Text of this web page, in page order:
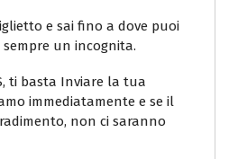
e sai fino a dove puoi
un incognita.
ti basta Inviare la tua
immediatamente e se il
non ci saranno